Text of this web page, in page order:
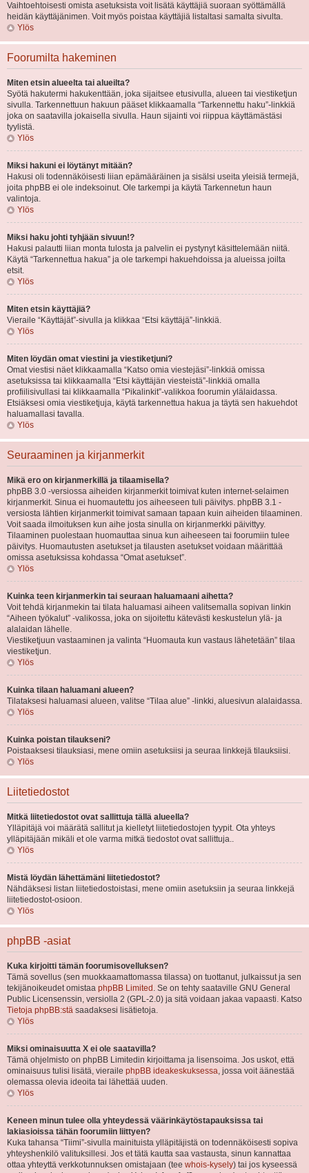
Vaihtoehtoisesti omista asetuksista voit lisätä käyttäjiä suoraan syöttämällä
heidän käyttäjänimen. Voit myös poistaa käyttäjiä listaltasi samalta sivulta.
Ylös
Foorumilta hakeminen
Miten etsin alueelta tai alueilta?
Syötä hakutermi hakukenttään, joka sijaitsee etusivulla, alueen tai viestiketjun
sivulla. Tarkennettuun hakuun pääset klikkaamalla “Tarkennettu haku”-linkkiä
joka on saatavilla jokaisella sivulla. Haun sijainti voi riippua käyttämästäsi
tyylistä.
Ylös
Miksi hakuni ei löytänyt mitään?
Hakusi oli todennäköisesti liian epämääräinen ja sisälsi useita yleisiä termejä,
joita phpBB ei ole indeksoinut. Ole tarkempi ja käytä Tarkennetun haun
valintoja.
Ylös
Miksi haku johti tyhjään sivuun!?
Hakusi palautti liian monta tulosta ja palvelin ei pystynyt käsittelemään niitä.
Käytä “Tarkennettua hakua” ja ole tarkempi hakuehdoissa ja alueissa joilta
etsit.
Ylös
Miten etsin käyttäjiä?
Vieraile “Käyttäjät”-sivulla ja klikkaa “Etsi käyttäjä”-linkkiä.
Ylös
Miten löydän omat viestini ja viestiketjuni?
Omat viestisi näet klikkaamalla “Katso omia viestejäsi”-linkkiä omissa
asetuksissa tai klikkaamalla “Etsi käyttäjän viesteistä”-linkkiä omalla
profiilisivullasi tai klikkaamalla “Pikalinkit”-valikkoa foorumin ylälaidassa.
Etsiäksesi omia viestiketjuja, käytä tarkennettua hakua ja täytä sen hakuehdot
haluamallasi tavalla.
Ylös
Seuraaminen ja kirjanmerkit
Mikä ero on kirjanmerkillä ja tilaamisella?
phpBB 3.0 -versiossa aiheiden kirjanmerkit toimivat kuten internet-selaimen
kirjanmerkit. Sinua ei huomautettu jos aiheeseen tuli päivitys. phpBB 3.1 -
versiosta lähtien kirjanmerkit toimivat samaan tapaan kuin aiheiden tilaaminen.
Voit saada ilmoituksen kun aihe josta sinulla on kirjanmerkki päivittyy.
Tilaaminen puolestaan huomauttaa sinua kun aiheeseen tai foorumiin tulee
päivitys. Huomautusten asetukset ja tilausten asetukset voidaan määrittää
omissa asetuksissa kohdassa “Omat asetukset”.
Ylös
Kuinka teen kirjanmerkin tai seuraan haluamaani aihetta?
Voit tehdä kirjanmekin tai tilata haluamasi aiheen valitsemalla sopivan linkin
“Aiheen työkalut” -valikossa, joka on sijoitettu kätevästi keskustelun ylä- ja
alalaidan lähelle.
Viestiketjuun vastaaminen ja valinta “Huomauta kun vastaus lähetetään” tilaa
viestiketjun.
Ylös
Kuinka tilaan haluamani alueen?
Tilataksesi haluamasi alueen, valitse “Tilaa alue” -linkki, aluesivun alalaidassa.
Ylös
Kuinka poistan tilaukseni?
Poistaaksesi tilauksiasi, mene omiin asetuksiisi ja seuraa linkkejä tilauksiisi.
Ylös
Liitetiedostot
Mitkä liitetiedostot ovat sallittuja tällä alueella?
Ylläpitäjä voi määrätä sallitut ja kielletyt liitetiedostojen tyypit. Ota yhteys
ylläpitäjään mikäli et ole varma mitkä tiedostot ovat sallittuja..
Ylös
Mistä löydän lähettämäni liitetiedostot?
Nähdäksesi listan liitetiedostoistasi, mene omiin asetuksiin ja seuraa linkkejä
liitetiedostot-osioon.
Ylös
phpBB -asiat
Kuka kirjoitti tämän foorumisovelluksen?
Tämä sovellus (sen muokkaamattomassa tilassa) on tuottanut, julkaissut ja sen
tekijänoikeudet omistaa phpBB Limited . Se on tehty saataville GNU General
Public Licensenssin, versiolla 2 (GPL-2.0) ja sitä voidaan jakaa vapaasti. Katso
Tietoja phpBB:stä saadaksesi lisätietoja.
Ylös
Miksi ominaisuutta X ei ole saatavilla?
Tämä ohjelmisto on phpBB Limitedin kirjoittama ja lisensoima. Jos uskot, että
ominaisuus tulisi lisätä, vieraile phpBB ideakeskuksessa, jossa voit äänestää
olemassa olevia ideoita tai lähettää uuden.
Ylös
Keneen minun tulee olla yhteydessä väärinkäytöstapauksissa tai
lakiasioissa tähän foorumiin liittyen?
Kuka tahansa “Tiimi”-sivulla mainituista ylläpitäjistä on todennäköisesti sopiva
yhteyshenkilö valituksillesi. Jos et tätä kautta saa vastausta, sinun kannattaa
ottaa yhteyttä verkkotunnuksen omistajaan (tee whois-kysely) tai jos kyseessä